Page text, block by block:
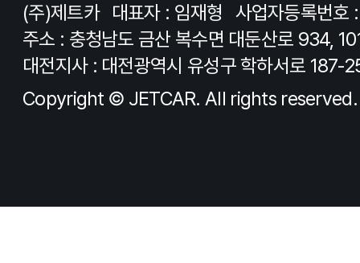
(주)제트카 대표자 : 임재형
사업자등록번
주소 : 충청남도 금산 복수면 대둔산로 934,
대전지사 : 대전광역시 유성구 학하서로 187-
Copyright © JETCAR. All rights reserved.